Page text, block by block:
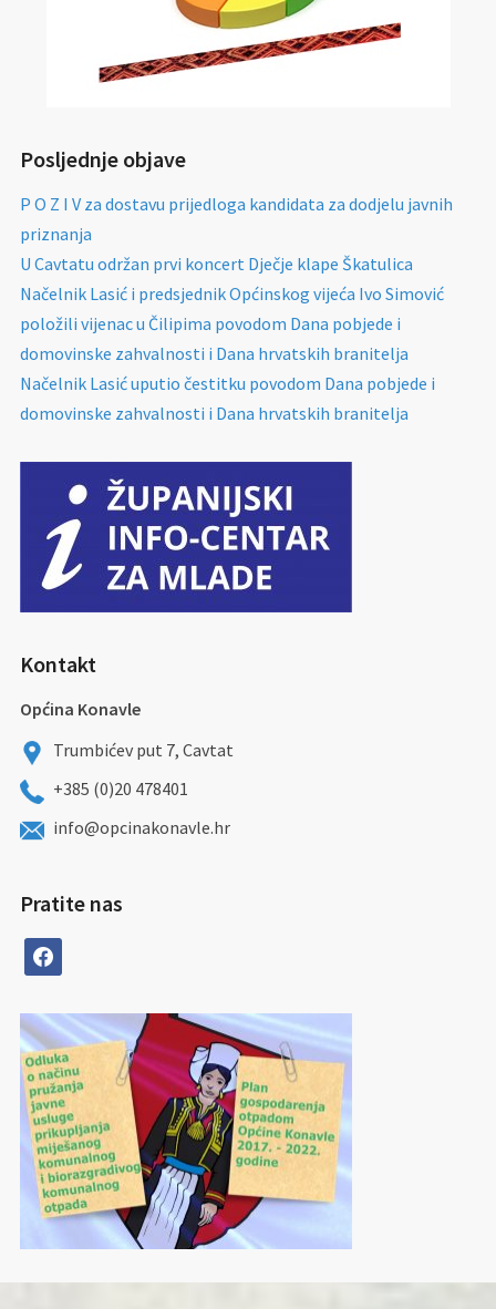
Posljednje objave
P O Z I V za dostavu prijedloga kandidata za dodjelu javnih
priznanja
U Cavtatu održan prvi koncert Dječje klape Škatulica
Načelnik Lasić i predsjednik Općinskog vijeća Ivo Simović
položili vijenac u Čilipima povodom Dana pobjede i
domovinske zahvalnosti i Dana hrvatskih branitelja
Načelnik Lasić uputio čestitku povodom Dana pobjede i
domovinske zahvalnosti i Dana hrvatskih branitelja
Kontakt
Općina Konavle
Trumbićev put 7, Cavtat
+385 (0)20 478401
info@opcinakonavle.hr
Pratite nas
facebook